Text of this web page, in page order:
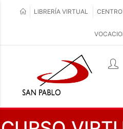
LIBRERÍA VIRTUAL